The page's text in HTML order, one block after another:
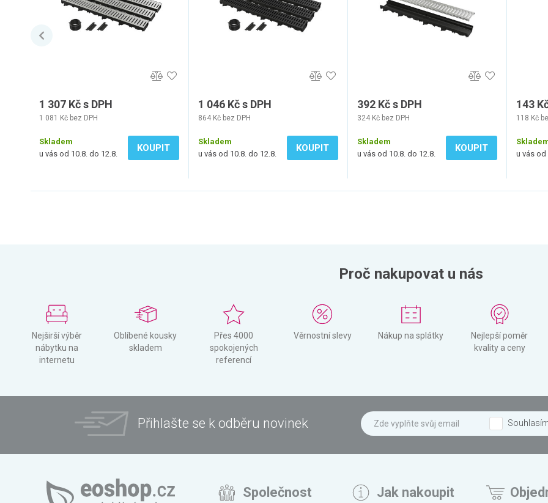
1 307 Kč s DPH
1 081 Kč bez DPH
Skladem
u vás od 10.8. do 12.8.
KOUPIT
1 046 Kč s DPH
864 Kč bez DPH
Skladem
u vás od 10.8. do 12.8.
KOUPIT
392 Kč s DPH
324 Kč bez DPH
Skladem
u vás od 10.8. do 12.8.
KOUPIT
143
118 Kč
u vás od
Proč nakupovat u nás
Nejširší výběr
nábytku na
internetu
Oblíbené kousky
skladem
Přes 4000
spokojených
referencí
Věrnostní slevy Nákup na splátky
Nejlepší poměr
kvality a ceny
Přihlašte se k odběru novinek
Společnost Jak nakoupit